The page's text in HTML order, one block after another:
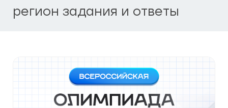
регион задания и ответы